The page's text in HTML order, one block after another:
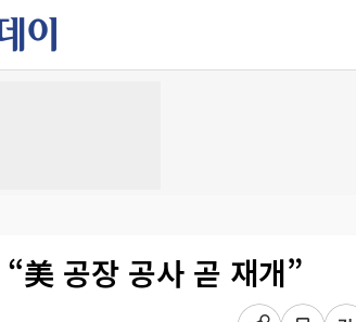
美 공장 공사 곧 재개”